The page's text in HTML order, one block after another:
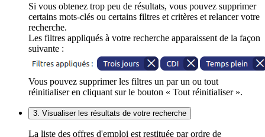
Si vous obtenez trop peu de résultats, vous pouvez supprimer
certains mots-clés ou certains filtres et critères et relancer votre
recherche.
Les filtres appliqués à votre recherche apparaissent de la façon
suivante :
Vous pouvez supprimer les filtres un par un ou tout
réinitialiser en cliquant sur le bouton « Tout réinitialiser ».
3. Visualiser les résultats de votre recherche
La liste des offres d'emploi est restituée par ordre de